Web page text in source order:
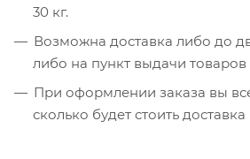
30 кг.
Возможна доставка либо до
либо на пункт выдачи
При оформлении заказа вы
сколько будет стоить